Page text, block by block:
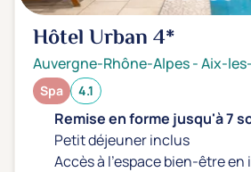
Hôtel Urban4*
Auvergne-Rhône-Alpes-Aix-
Spa 4.1
Remise en forme jusqu'à 7
Petit déjeuner inclus
Accès à l'espace bien-être en